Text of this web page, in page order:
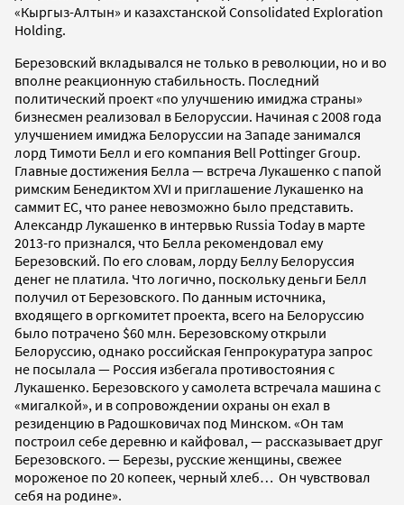
«Кыргыз-Алтын» и казахстанской Consolidated Exploration
Holding.
Березовский вкладывался не только в революции, но и во
вполне реакционную стабильность. Последний
политический проект «по улучшению имиджа страны»
бизнесмен реализовал в Белоруссии. Начиная с 2008 года
улучшением имиджа Белоруссии на Западе занимался
лорд Тимоти Белл и его компания Bell Pottinger Group.
Главные достижения Белла — встреча Лукашенко с папой
римским Бенедиктом XVI и приглашение Лукашенко на
саммит ЕС, что ранее невозможно было представить.
Александр Лукашенко в интервью Russia Today в марте
2013-го признался, что Белла рекомендовал ему
Березовский. По его словам, лорду Беллу Белоруссия
денег не платила. Что логично, поскольку деньги Белл
получил от Березовского. По данным источника,
входящего в оргкомитет проекта, всего на Белоруссию
было потрачено $60 млн. Березовскому открыли
Белоруссию, однако российская Генпрокуратура запрос
не посылала — Россия избегала противостояния с
Лукашенко. Березовского у самолета встречала машина с
«мигалкой», и в сопровождении охраны он ехал в
резиденцию в Радошковичах под Минском. «Он там
построил себе деревню и кайфовал, — рассказывает друг
Березовского. — Березы, русские женщины, свежее
мороженое по 20 копеек, черный хлеб… Он чувствовал
себя на родине».